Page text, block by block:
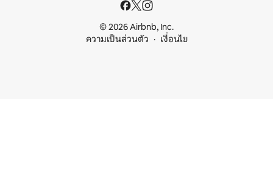
© 2026 Airbnb, Inc.
ความเป็นส่วนตัว
เงื่อนไข